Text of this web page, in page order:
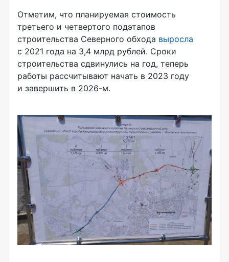
Отметим, что планируемая стоимость
третьего и четвертого подэтапов
строительства Северного обхода выросла
с 2021 года на 3,4 млрд рублей. Сроки
строительства сдвинулись на год, теперь
работы рассчитывают начать в 2023 году
и завершить в 2026-м.